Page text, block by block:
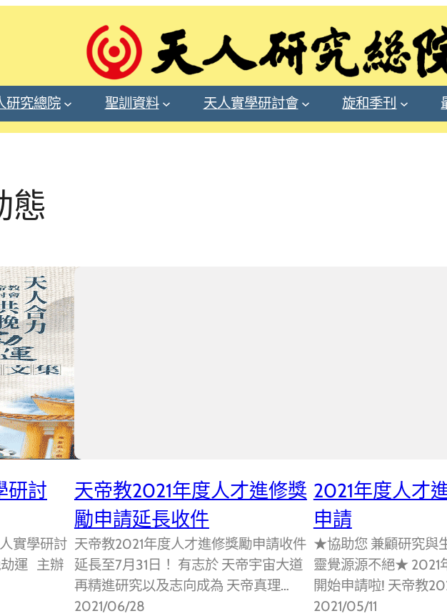
研究總院 聖訓資料 天人實學研討會 旋和季刊
態
研討
實學研討
劫運 主辦
天帝教2021年度人才進修獎
勵申請延長收件
天帝教2021年度人才進修獎勵申請收件
延長至7月31日！ 有志於 天帝宇宙大道
再精進研究以及志向成為 天帝真理…
2021/06/28
2021年度人才
申請
★協助您 兼顧研究與
靈覺源源不絕★ 2021
開始申請啦! 天帝教
2021/05/11